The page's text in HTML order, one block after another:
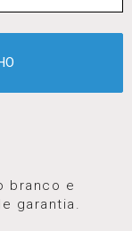
branco e
garantia.